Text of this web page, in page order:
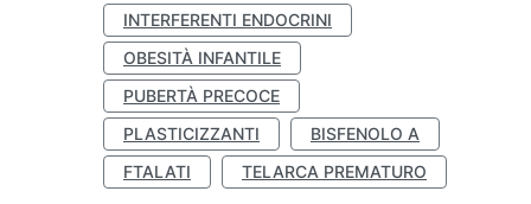
INTERFERENTI ENDOCRINI
OBESITÀ INFANTILE
PUBERTÀ PRECOCE
PLASTICIZZANTI
BISFENOLO A
FTALATI
TELARCA PREMATURO